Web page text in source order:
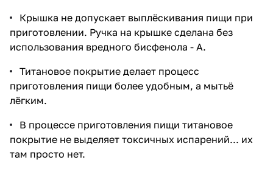
Крышка не допускает выплёскивания пищи при
приготовлении. Ручка на крышке сделана без
использования вредного бисфенола - А.
Титановое покрытие делает процесс
приготовления пищи более удобным, а мытьё
лёгким.
В процессе приготовления пищи титановое
покрытие не выделяет токсичных испарений... их
там просто нет.